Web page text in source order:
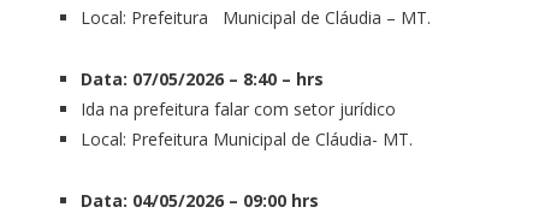
Local: Prefeitura Municipal de Cláudia – MT.
Data: 07/05/2026 – 8:40 – hrs
Ida na prefeitura falar com setor jurídico
Local: Prefeitura Municipal de Cláudia- MT.
Data: 04/05/2026 – 09:00 hrs